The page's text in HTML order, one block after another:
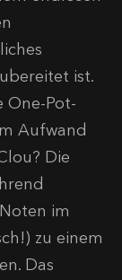
ist.
One-Pot-
Aufwand
Die
im
zu einem
Das